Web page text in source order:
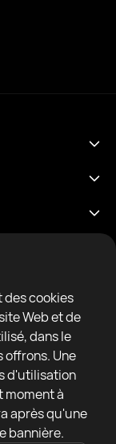
des cookies
Web et de
dans le
offrons. Une
d'utilisation
moment à
après qu'une
bannière.